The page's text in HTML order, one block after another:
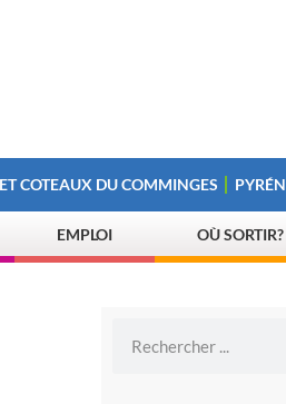
COTEAUX DU COMMINGES
EMPLOI OÙ SORTIR?